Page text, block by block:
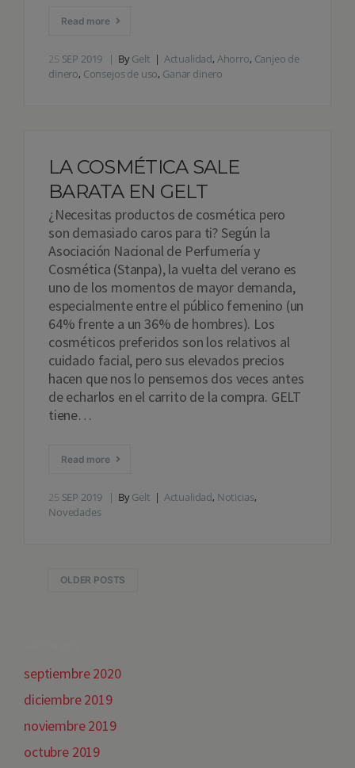
Read more
25 SEP 2019 ByGelt Actualidad, Ahorro, Canjeo de
dinero, Consejos de uso, Ganar dinero
LA COSMÉTICA SALE
BARATA EN GELT
¿Necesitas productos de cosmética pero
son demasiado caros para ti? Según la
Asociación Nacional de Perfumería y
Cosmética (Stanpa), la vuelta del verano es
uno de los momentos de mayor demanda,
especialmente entre el público femenino (un
64% frente a un 36% de hombres). Los
cosméticos preferidos son los relativos al
cuidado facial, pero sus elevados precios
hacen que nos lo pensemos dos veces antes
de echarlos en el carrito de la compra. GELT
tiene…
Read more
25 SEP 2019 ByGelt Actualidad, Noticias,
Novedades
OLDER POSTS
septiembre 2020
diciembre 2019
noviembre 2019
octubre 2019